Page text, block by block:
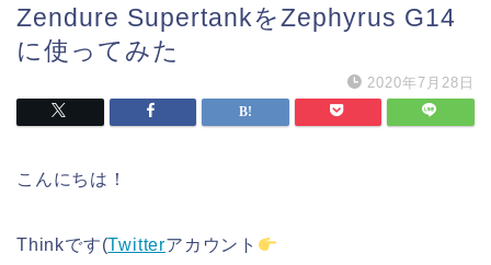
Zendure SupertankをZephyrus G14
に使ってみた
2020年7月28日
こんにちは！
Thinkです(Twitterアカウント